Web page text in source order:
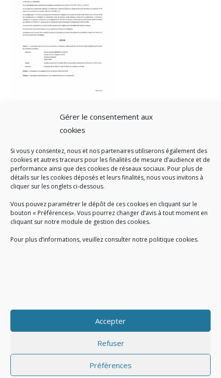
Gérer le consentement aux
cookies
Si vous y consentez, nous et nos partenaires utiliserons également des
cookies et autres traceurs pour les finalités de mesure d’audience et de
performance ainsi que des cookies de réseaux sociaux. Pour plus de
détails sur les cookies déposés et leurs finalités, nous vous invitons à
cliquer sur les onglets ci-dessous.
Vous pouvez paramétrer le dépôt de ces cookies en cliquant sur le
bouton « Préférences». Vous pourrez changer d’avis à tout moment en
cliquant sur notre module de gestion des cookies.
Pour plus d’informations, veuillez consulter notre politique cookies.
Accepter
Refuser
Préférences
A SAVOIR
Créé en 1978, le Sigidurs est un établissement public quiexerce
des missions de service public : la prévention, la collecte et la
valorisation des déchets ménagers et assimilés produits par son
territoire.
Accueil du public :
Gestion des cookies|